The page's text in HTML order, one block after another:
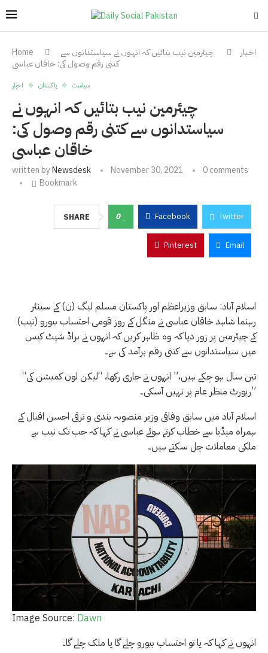
Home اخبار
چیئرمین نیب بتائیں کہ انہوں نے سیاستدانوں سے
کتنی رقم وصول کی: خاقان عباسی
اخبار پاکستان سیاست
چیئرمین نیب بتائیں کہ انہوں نے
سیاستدانوں سے کتنی رقم وصول کی:
خاقان عباسی
written byNewsdesk November 30, 2021
0 comments
Bookmark
SHARE 0 Facebook Twitter
Pinterest Email
اسلام آباد: سابق وزیراعظم اور پاکستان مسلم لیگ (ن) کے سینئر
رہنما شاہد خاقان عباسی نے منگل کے روز قومی احتساب بیورو (نیب)
کے چیئرمین پر زور دیا کہ وہ ظاہر کریں کہ انہوں نے براڈ شیٹ کیس
میں سیاستدانوں سے کتنی رقم برآمد کی ہے۔
“تین سال ہو چکے ہیں،” انہوں نے جاری رکھا، “لیکن لون کمیشن کی
رپورٹ منظر عام پر نہیں آسکی۔”
اسلام آباد میں سابق وفاقی وزیر منصوبہ بندی و ترقی احسن اقبال کے
ہمراہ میڈیا سے خطاب کرتے ہوئے عباسی نے کہا کہ جب تک نیب ہے
ملکی معاملات چل سکتے ہیں۔
Image Source: Dawn
انہوں نے کہا کہ یا تو احتساب بیورو چلے گا یا ملک چلے گا۔